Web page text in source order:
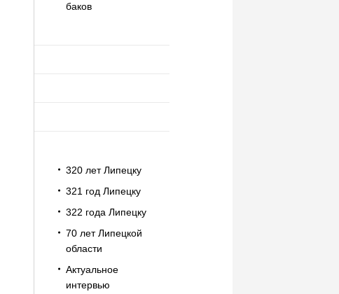
баков
320 лет Липецку
321 год Липецку
322 года Липецку
70 лет Липецкой
области
Актуальное
интервью